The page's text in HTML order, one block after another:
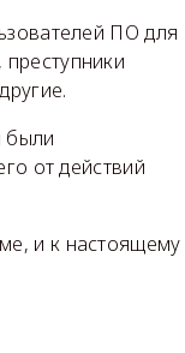
ПО для
были
от действий
и к настоящему